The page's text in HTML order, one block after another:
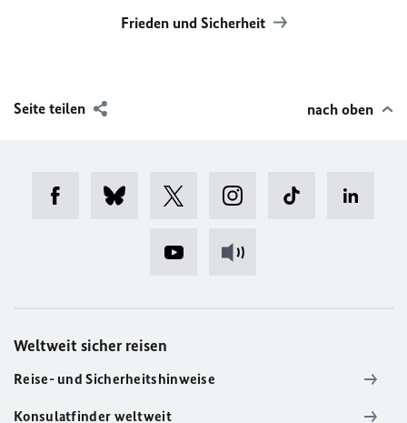
Frieden und Sicherheit
Seite teilen nach oben
Weltweit sicher reisen
Reise- und Sicherheitshinweise
Konsulatfinder weltweit